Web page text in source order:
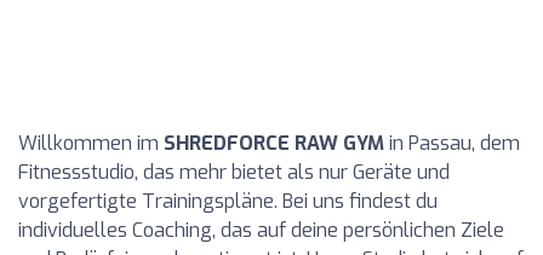
Willkommen im SHREDFORCE RAW GYMin Passau, dem
Fitnessstudio, das mehr bietet als nur Geräte und
vorgefertigte Trainingspläne. Bei uns findest du
individuelles Coaching, das auf deine persönlichen Ziele